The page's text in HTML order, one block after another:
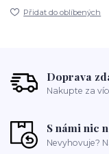
Přidat do oblíbených
Doprava
Nakupte za
S námi nic
Nevyhovuje?